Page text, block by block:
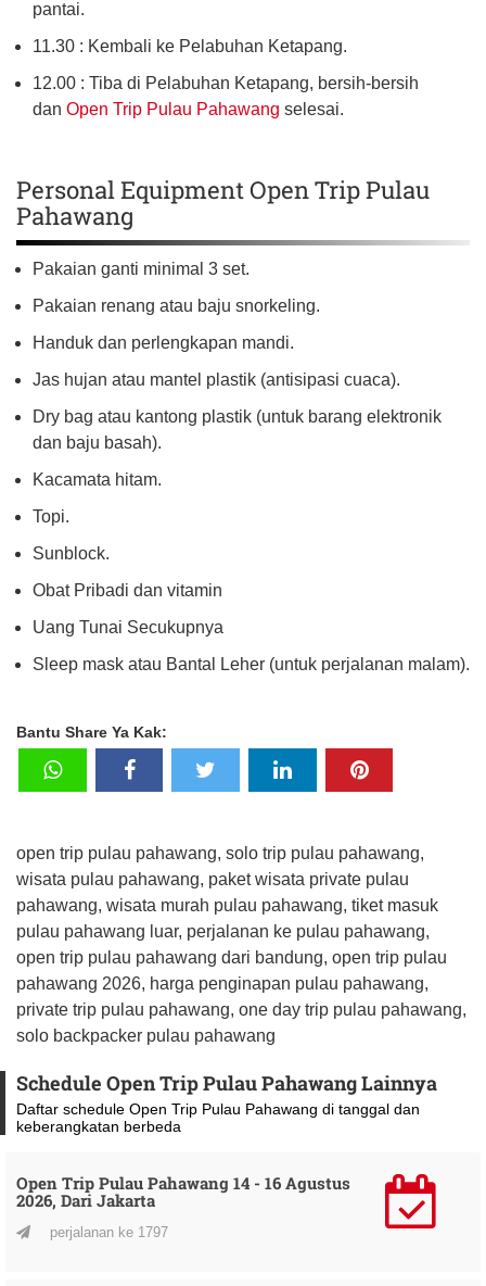
pantai.
11.30 : Kembali ke Pelabuhan Ketapang.
12.00 : Tiba di Pelabuhan Ketapang, bersih-bersih
dan Open Trip Pulau Pahawang selesai.
Personal Equipment Open Trip Pulau
Pahawang
Pakaian ganti minimal 3 set.
Pakaian renang atau baju snorkeling.
Handuk dan perlengkapan mandi.
Jas hujan atau mantel plastik (antisipasi cuaca).
Dry bag atau kantong plastik (untuk barang elektronik
dan baju basah).
Kacamata hitam.
Topi.
Sunblock.
Obat Pribadi dan vitamin
Uang Tunai Secukupnya
Sleep mask atau Bantal Leher (untuk perjalanan malam).
Bantu Share Ya Kak:
open trip pulau pahawang, solo trip pulau pahawang,
wisata pulau pahawang, paket wisata private pulau
pahawang, wisata murah pulau pahawang, tiket masuk
pulau pahawang luar, perjalanan ke pulau pahawang,
open trip pulau pahawang dari bandung, open trip pulau
pahawang 2026, harga penginapan pulau pahawang,
private trip pulau pahawang, one day trip pulau pahawang,
solo backpacker pulau pahawang
Schedule Open Trip Pulau Pahawang Lainnya
Daftar schedule Open Trip Pulau Pahawang di tanggal dan
keberangkatan berbeda
Open Trip Pulau Pahawang 14 - 16 Agustus
2026, Dari Jakarta
perjalanan ke 1797